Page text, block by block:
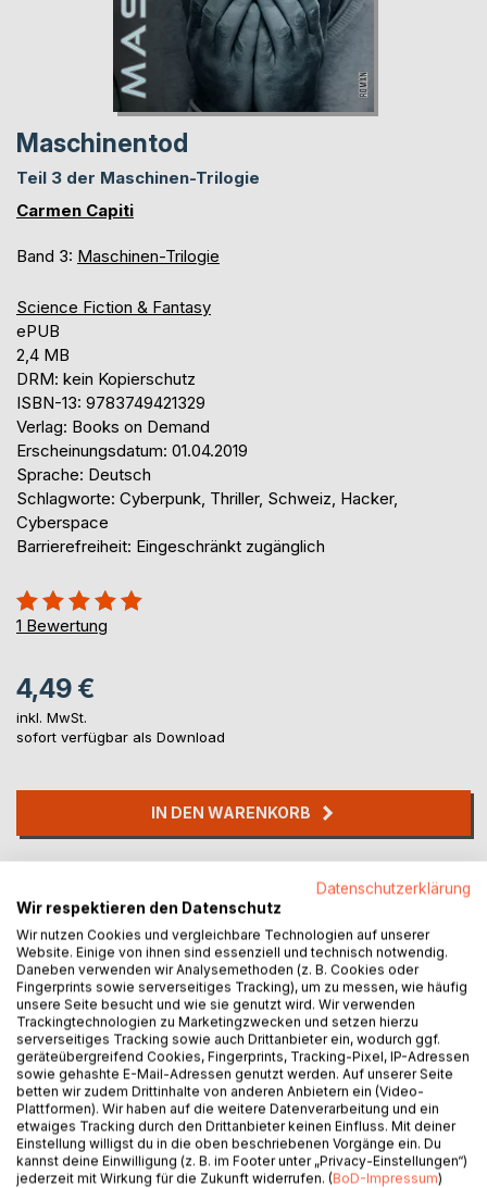
Maschinentod
Teil 3 der Maschinen-Trilogie
Carmen Capiti
Band 3: Maschinen-Trilogie
Science Fiction & Fantasy
ePUB
2,4 MB
DRM: kein Kopierschutz
ISBN-13: 9783749421329
Verlag: Books on Demand
Erscheinungsdatum: 01.04.2019
Sprache: Deutsch
Schlagworte: Cyberpunk, Thriller, Schweiz, Hacker,
Cyberspace
Barrierefreiheit: Eingeschränkt zugänglich
Bewertung::
100%
1 Bewertung
4,49 €
inkl. MwSt.
sofort verfügbar als Download
IN DEN WARENKORB
Titel bewerten
BESCHREIBUNG
Nach den Geschehnissen in Genf kehrt Sam nach Zürich
zurück. Aber für ihn ist nichts mehr so wie zuvor.
Im virtuellen Hacker-Treffpunkt Electric Cat findet er nicht
Datenschutzerklärung
Wir respektieren den Datenschutz
Wir nutzen Cookies und vergleichbare Technologien auf unserer
Website. Einige von ihnen sind essenziell und technisch notwendig.
Daneben verwenden wir Analysemethoden (z. B. Cookies oder
Fingerprints sowie serverseitiges Tracking), um zu messen, wie häufig
unsere Seite besucht und wie sie genutzt wird. Wir verwenden
Trackingtechnologien zu Marketingzwecken und setzen hierzu
serverseitiges Tracking sowie auch Drittanbieter ein, wodurch ggf.
geräteübergreifend Cookies, Fingerprints, Tracking-Pixel, IP-Adressen
sowie gehashte E-Mail-Adressen genutzt werden. Auf unserer Seite
betten wir zudem Drittinhalte von anderen Anbietern ein (Video-
Plattformen). Wir haben auf die weitere Datenverarbeitung und ein
etwaiges Tracking durch den Drittanbieter keinen Einfluss. Mit deiner
Einstellung willigst du in die oben beschriebenen Vorgänge ein. Du
kannst deine Einwilligung (z. B. im Footer unter „Privacy-Einstellungen“)
jederzeit mit Wirkung für die Zukunft widerrufen. (BoD-Impressum)